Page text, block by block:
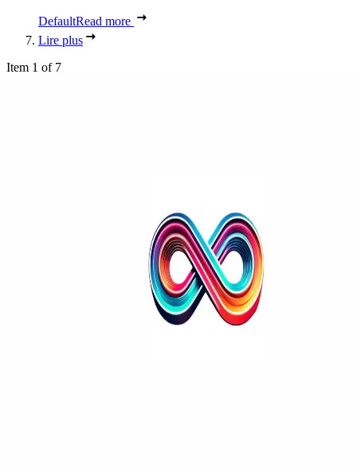
DefaultRead more
Lire plus
Item 1 of 7